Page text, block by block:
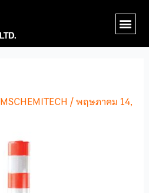
MSCHEMITECH /พฤษภาคม 14,